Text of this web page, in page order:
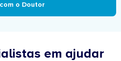
o Doutor
em ajudar